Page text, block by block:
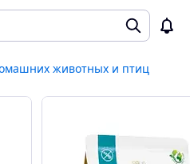
животных и птиц